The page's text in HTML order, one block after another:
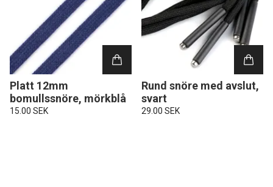
Platt 12mm
bomullssnöre, mörkblå
15.00 SEK
Rund snöre med avslut,
svart
29.00 SEK